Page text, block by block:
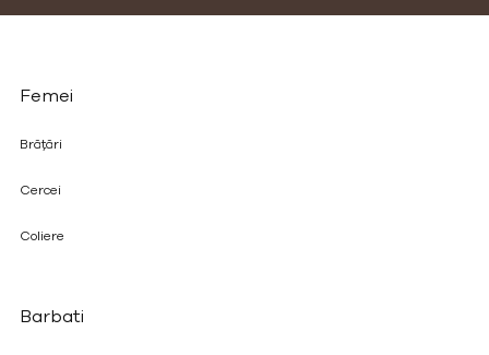
Femei
Brățări
Cercei
Coliere
Barbati